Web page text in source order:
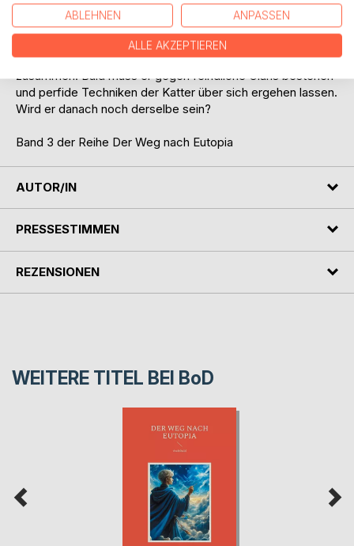
Arbo, ein junger Seisone, ist süchtig nach Lakrum, dem
Saft der Bäume. Er lernt einen ängstlichen Faiwer kennen;
beide befreien sie sich aus ihren Verstrickungen. Arbo
gründet eine Kampfschule und schließt sich mit Axta
zusammen. Bald muss er gegen feindliche Clans bestehen
und perfide Techniken der Katter über sich ergehen lassen.
Wird er danach noch derselbe sein?
Band 3 der Reihe Der Weg nach Eutopia
AUTOR/IN
PRESSESTIMMEN
REZENSIONEN
WEITERE TITEL BEI BoD
ABLEHNEN ANPASSEN
ALLE AKZEPTIEREN